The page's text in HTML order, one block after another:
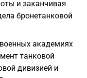
и заканчивая
бронетанковой
академиях
танковой
дивизией и